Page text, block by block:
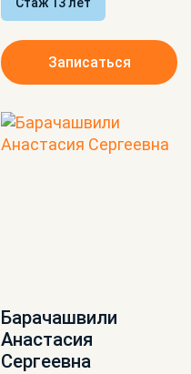
Записаться
Барачашвили
Анастасия
Сергеевна